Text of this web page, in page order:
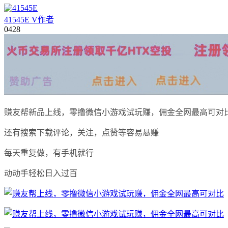
41545E V作者
0428
赚友帮新品上线，零撸微信小游戏试玩赚，佣金全网最高可对
还有搜索下载评论，关注，点赞等容易悬赚
每天重复做，有手机就行
动动手轻松日入过百